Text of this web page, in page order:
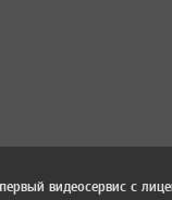
видеосервис с